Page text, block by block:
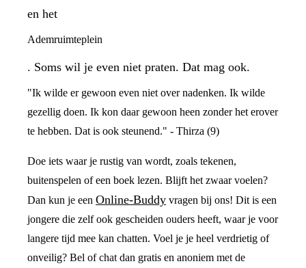
en het
Ademruimteplein
. Soms wil je even niet praten. Dat mag ook.
"Ik wilde er gewoon even niet over nadenken. Ik wilde
gezellig doen. Ik kon daar gewoon heen zonder het erover
te hebben. Dat is ook steunend." - Thirza (9)
Doe iets waar je rustig van wordt, zoals tekenen,
buitenspelen of een boek lezen. Blijft het zwaar voelen?
Dan kun je een Online-Buddy vragen bij ons! Dit is een
jongere die zelf ook gescheiden ouders heeft, waar je voor
langere tijd mee kan chatten. Voel je je heel verdrietig of
onveilig? Bel of chat dan gratis en anoniem met de